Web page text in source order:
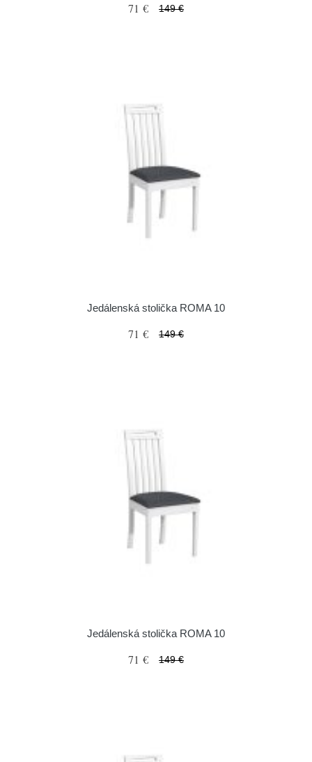
71 € 149 €
Jedálenská stolička ROMA 10
71 € 149 €
Jedálenská stolička ROMA 10
71 € 149 €